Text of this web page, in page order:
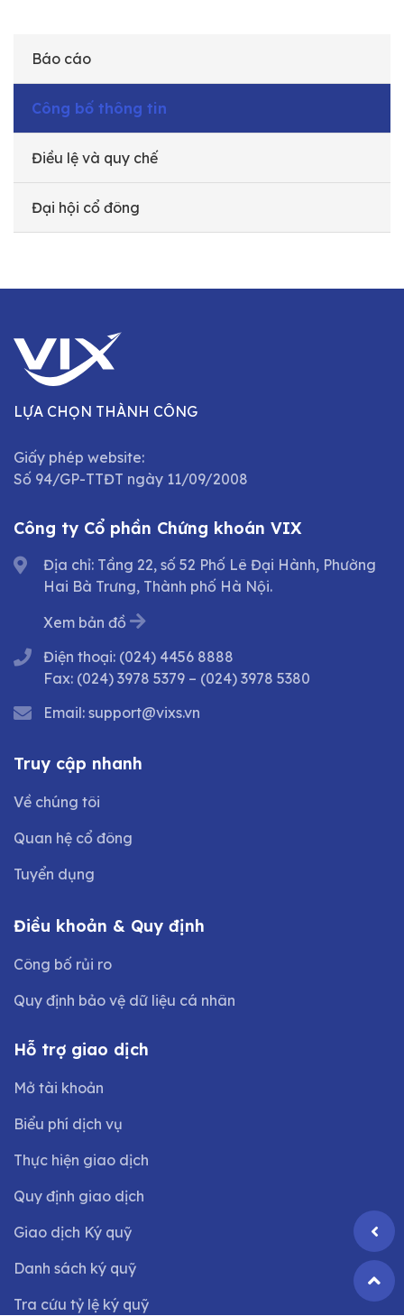
Báo cáo
Công bố thông tin
Điều lệ và quy chế
Đại hội cổ đông
LỰA CHỌN THÀNH CÔNG
Giấy phép website:
Số 94/GP-TTĐT ngày 11/09/2008
Công ty Cổ phần Chứng khoán VIX
Địa chỉ: Tầng 22, số 52 Phố Lê Đại Hành, Phường
Hai Bà Trưng, Thành phố Hà Nội.
Xem bản đồ
Điện thoại: (024) 4456 8888
Fax: (024) 3978 5379 – (024) 3978 5380
Email: support@vixs.vn
Truy cập nhanh
Về chúng tôi
Quan hệ cổ đông
Tuyển dụng
Điều khoản & Quy định
Công bố rủi ro
Quy định bảo vệ dữ liệu cá nhân
Hỗ trợ giao dịch
Mở tài khoản
Biểu phí dịch vụ
Thực hiện giao dịch
Quy định giao dịch
Giao dịch Ký quỹ
Danh sách ký quỹ
Tra cứu tỷ lệ ký quỹ